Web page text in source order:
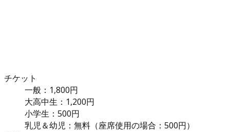
チケット
一般：1,800円
大高中生：1,200円
小学生：500円
乳児＆幼児：無料（座席使用の場合：500円）